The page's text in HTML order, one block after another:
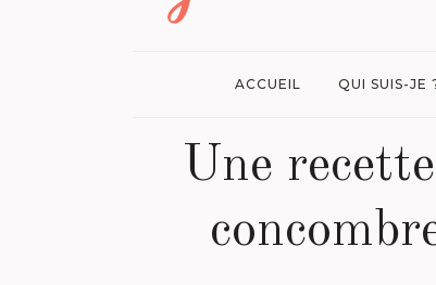
ACCUEIL QUI SUIS-JE
Une